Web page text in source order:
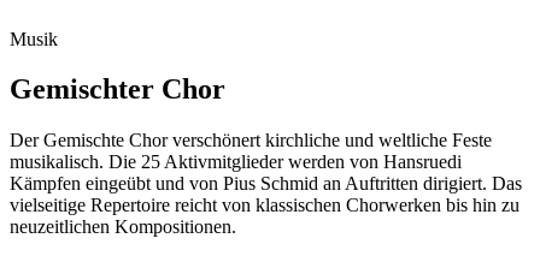
Musik
Gemischter Chor
Der Gemischte Chor verschönert kirchliche und weltliche Feste
musikalisch. Die 25 Aktivmitglieder werden von Hansruedi
Kämpfen eingeübt und von Pius Schmid an Auftritten dirigiert. Das
vielseitige Repertoire reicht von klassischen Chorwerken bis hin zu
neuzeitlichen Kompositionen.